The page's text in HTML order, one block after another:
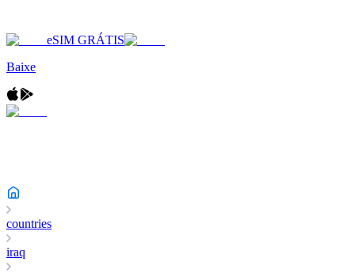
eSIM GRÁTIS
Baixe
countries
iraq